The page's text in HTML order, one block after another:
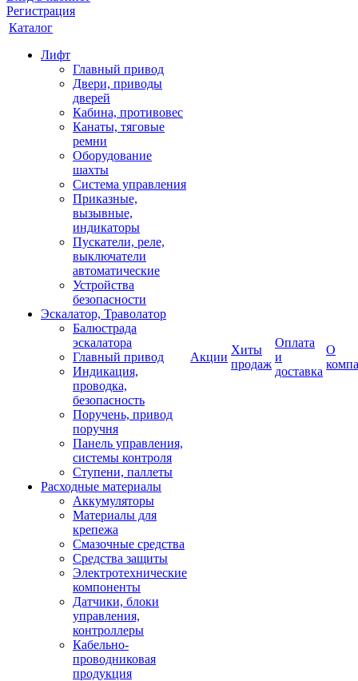
Регистрация
Каталог
Лифт
Главный привод
Двери, приводы
дверей
Кабина, противовес
Канаты, тяговые
ремни
Оборудование
шахты
Система управления
Приказные,
вызывные,
индикаторы
Пускатели, реле,
выключатели
автоматические
Устройства
безопасности
Эскалатор, Траволатор
Балюстрада
эскалатора
Главный привод
Индикация,
проводка,
безопасность
Поручень, привод
поручня
Панель управления,
системы контроля
Ступени, паллеты
Расходные материалы
Аккумуляторы
Материалы для
крепежа
Смазочные средства
Средства защиты
Электротехнические
компоненты
Датчики, блоки
управления,
контроллеры
Кабельно-
проводниковая
продукция
Акции
Хиты
продаж
Оплата
и
доставка
О